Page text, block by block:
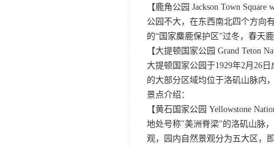
【鹿角公园 Jackson Town
公园不大，在东西南北四个方向
的“国家麋鹿保护区”过冬，春天
【大提顿国家公园 Grand Teton
大提顿国家公园于1929年2月26
的大部分区域均位于洛矶山脉内
景点介绍：
【黄石国家公园 Yellowstone
地处号称"美洲脊梁"的洛矶山脉
观，园内自然景观分为五大区，